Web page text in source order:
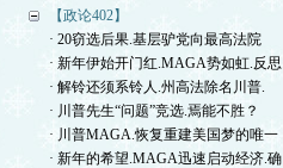
【政论402】
· 20窃选后果.基层驴党向最高法院
· 新年伊始开门红.MAGA势如虹.反思
· 解铃还须系铃人.州高法除名川普.
· 川普先生“问题”竞选.焉能不胜？
· 川普MAGA.恢复重建美国梦的唯一
· 新年的希望.MAGA迅速启动经济.确